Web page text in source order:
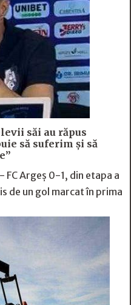
săi au răpus
să suferim şi să
Argeș 0-1, din etapa a
de un gol marcat în prima